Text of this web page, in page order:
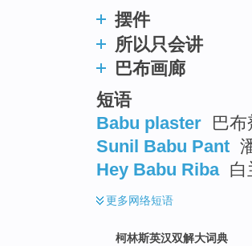
摆件
所以只会讲
巴布画廊
短语
Babu plaster 巴布
Sunil Babu Pant
Hey Babu Riba 白
更多网络短语
柯林斯英汉双解大词典